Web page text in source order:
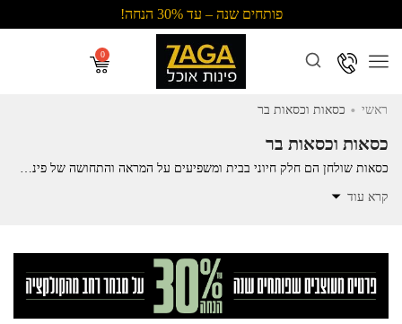
פותחים שנה – עד 30% הנחה!
Menu
ראשי . כסאות וכסאות בר
כסאות וכסאות בר
כסאות שולחן הם חלק חיוני בבית ומשפיעים על המראה והתחושה של פינת האוכל. כסאות פלסטיק מודרניים עם רגלי מתכת הם אופציה מצוינת למראה מינימליסטי. הם קלים לניקוי, עמידים ויכולים להשלים כל עיצוב. ניתן לשלב ביניהם וליצור מראה ייחודי ואקלקטי. בחירת כיסא מתאים חשובה להעניק מראה עכשווי או מסורתי לפינת האוכל שלכם. קחו את הזמן לבחירה המתאימה לסגנון האישי שלכם.
קרא עוד